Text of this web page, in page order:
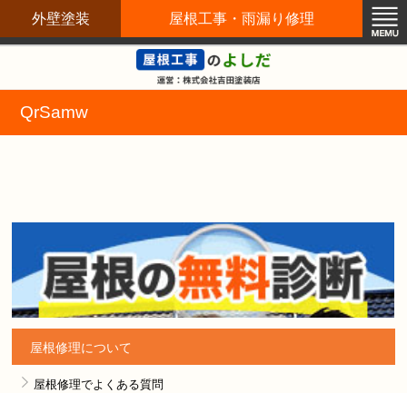
外壁塗装 屋根工事・雨漏り修理
QrSamw
屋根修理について
屋根修理でよくある質問